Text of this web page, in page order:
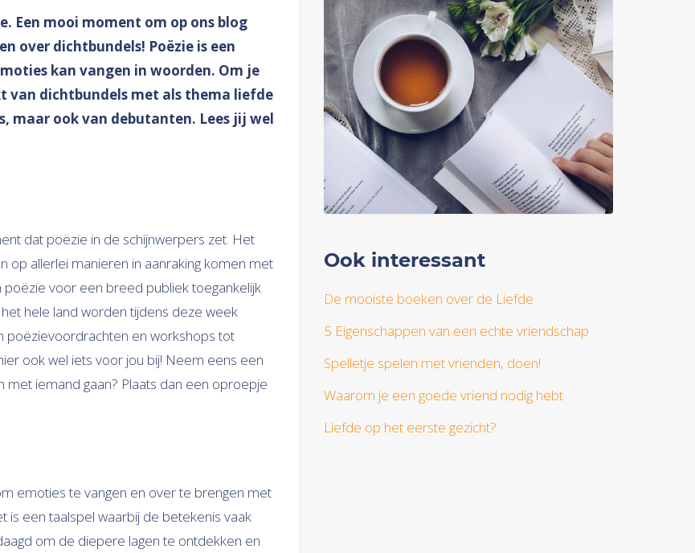
Een mooi moment om op ons blog
over dichtbundels! Poëzie is een
kan vangen in woorden. Om je
van dichtbundels met als thema liefde
maar ook van debutanten. Lees jij wel
dat poëzie in de schijnwerpers zet. Het
op allerlei manieren in aanraking komen met
voor een breed publiek toegankelijk
hele land worden tijdens deze week
poëzievoordrachten en workshops tot
ook wel iets voor jou bij! Neem eens een
met iemand gaan? Plaats dan een oproepje
emoties te vangen en over te brengen met
is een taalspel waarbij de betekenis vaak
om de diepere lagen te ontdekken en
Ook interessant
De mooiste boeken over de Liefde
5 Eigenschappen van een echte vriendschap
Spelletje spelen met vrienden, doen!
Waarom je een goede vriend nodig hebt
Liefde op het eerste gezicht?